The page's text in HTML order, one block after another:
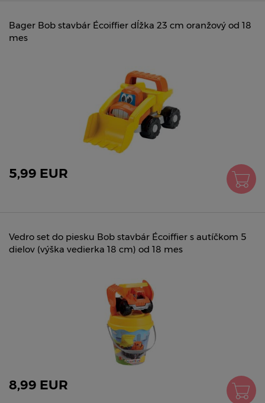
Bager Bob stavbár Écoiffier dĺžka 23 cm oranžový od 18
mes
5,99 EUR
Vedro set do piesku Bob stavbár Écoiffier s autíčkom 5
dielov (výška vedierka 18 cm) od 18 mes
8,99 EUR